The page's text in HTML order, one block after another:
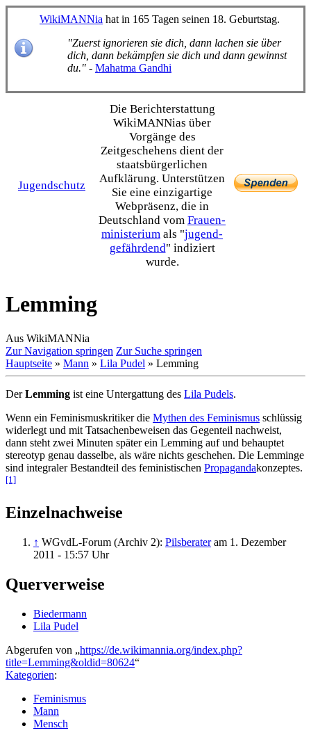
WikiMANNia hat in 165 Tagen seinen 18. Geburtstag.
"Zuerst ignorieren sie dich, dann lachen sie über
dich, dann bekämpfen sie dich und dann gewinnst
du." - Mahatma Gandhi
Jugendschutz
Die Bericht­erstattung
WikiMANNias über
Vorgänge des
Zeitgeschehens dient der
staats­bürgerlichen
Aufklärung. Unterstützen
Sie eine einzig­artige
Webpräsenz, die in
Deutschland vom Frauen­
ministerium als "jugend­
gefährdend" indiziert
wurde.
Lemming
Aus WikiMANNia
Zur Navigation springen Zur Suche springen
Hauptseite » Mann » Lila Pudel » Lemming
DerLemming ist eine Untergattung des Lila Pudels.
Wenn ein Feminismuskritiker die Mythen des Feminismus schlüssig
widerlegt und mit Tatsachen­beweisen das Gegenteil nachweist,
dann steht zwei Minuten später ein Lemming auf und behauptet
stereotyp genau dasselbe, als wäre nichts geschehen. Die Lemminge
sind integraler Bestandteil des feministischen Propaganda­konzeptes.
[1]
Einzelnachweise
↑ WGvdL-Forum (Archiv 2): Pilsberateram 1. Dezember
2011 - 15:57 Uhr
Querverweise
Biedermann
Lila Pudel
Abgerufen von „https://de.wikimannia.org/index.php?
title=Lemming&oldid=80624“
Kategorien:
Feminismus
Mann
Mensch